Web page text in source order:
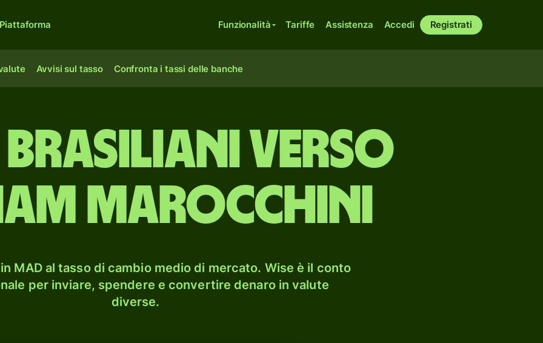
Funzionalità Tariffe Assistenza Accedi Registrati
Avvisi sul tasso Confronta i tassi delle banche
brasiliani verso
marocchini
MAD al tasso di cambio medio di mercato. Wise è il conto
per inviare, spendere e convertire denaro in valute
diverse.